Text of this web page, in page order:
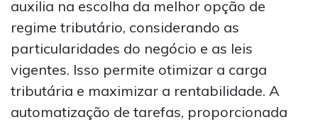
auxilia na escolha da melhor opção de
regime tributário, considerando as
particularidades do negócio e as leis
vigentes. Isso permite otimizar a carga
tributária e maximizar a rentabilidade. A
automatização de tarefas, proporcionada